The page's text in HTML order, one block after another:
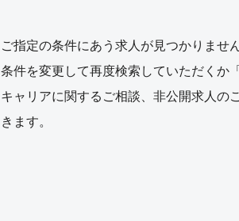
ご指定の条件にあう求人が見つかりませ
条件を変更して再度検索していただくか
キャリアに関するご相談、非公開求人の
きます。